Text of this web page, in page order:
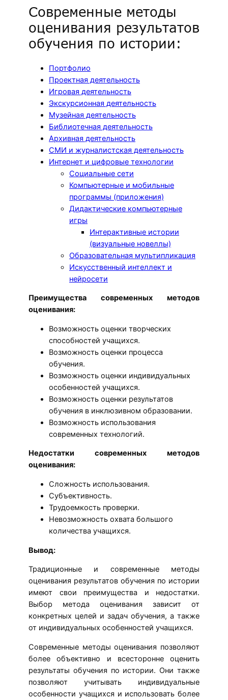
Современные методы
оценивания результатов
обучения по истории:
Портфолио
Проектная деятельность
Игровая деятельность
Экскурсионная деятельность
Музейная деятельность
Библиотечная деятельность
Архивная деятельность
СМИ и журналистская деятельность
Интернет и цифровые технологии
Социальные сети
Компьютерные и мобильные
программы (приложения)
Дидактические компьютерные
игры
Интерактивные истории
(визуальные новеллы)
Образовательная мультипликация
Искусственный интеллект и
нейросети
Преимущества современных методов
оценивания:
Возможность оценки творческих
способностей учащихся.
Возможность оценки процесса
обучения.
Возможность оценки индивидуальных
особенностей учащихся.
Возможность оценки результатов
обучения в инклюзивном образовании.
Возможность использования
современных технологий.
Недостатки современных методов
оценивания:
Сложность использования.
Субъективность.
Трудоемкость проверки.
Невозможность охвата большого
количества учащихся.
Вывод:
Традиционные и современные методы
оценивания результатов обучения по истории
имеют свои преимущества и недостатки.
Выбор метода оценивания зависит от
конкретных целей и задач обучения, а также
от индивидуальных особенностей учащихся.
Современные методы оценивания позволяют
более объективно и всесторонне оценить
результаты обучения по истории. Они также
позволяют учитывать индивидуальные
особенности учащихся и использовать более